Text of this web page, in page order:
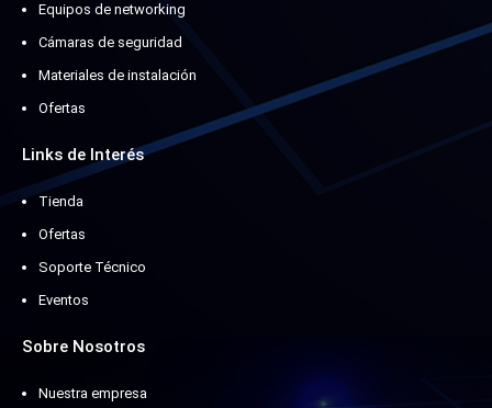
Equipos de networking
Cámaras de seguridad
Materiales de instalación
Ofertas
Links de Interés
Tienda
Ofertas
Soporte Técnico
Eventos
Sobre Nosotros
Nuestra empresa